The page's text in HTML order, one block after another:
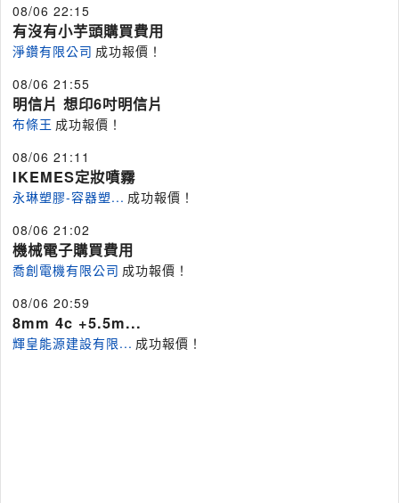
08/06 22:15
有沒有小芋頭購買費用
淨鑽有限公司 成功報價！
08/06 21:55
明信片 想印6吋明信片
布條王 成功報價！
08/06 21:11
IKEMES定妝噴霧
永琳塑膠-容器塑... 成功報價！
08/06 21:02
機械電子購買費用
喬創電機有限公司 成功報價！
08/06 20:59
8mm 4c +5.5m...
輝皇能源建設有限... 成功報價！